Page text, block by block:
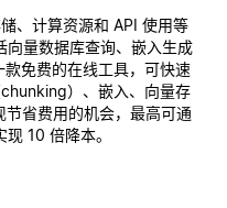
、计算资源和 API 使用等
向量数据库查询、嵌入生成
款免费的在线工具，可快速
）、嵌入、向量存
省费用的机会，最高可通
10 倍降本。